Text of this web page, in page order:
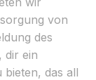
von
des
dir ein
bieten, das all